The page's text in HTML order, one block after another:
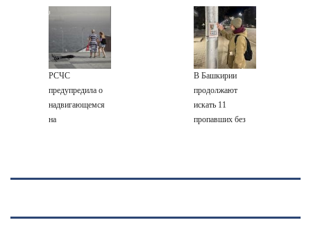
летнюю дочь и не
мог сдержать
испуганную
девочку с
игрушкой
ответила Россия,
полный разбор
провала операции
Украины от
военкора Коца
россияне
жалуются на
отдых в Турции
РСЧС
предупредила о
надвигающемся
на
В Башкирии
продолжают
искать 11
пропавших без